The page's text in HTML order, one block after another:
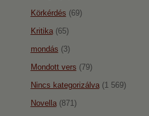
Körkérdés (69)
Kritika(65)
mondás (3)
Mondott vers (79)
Nincs kategorizálva(1 569)
Novella(871)